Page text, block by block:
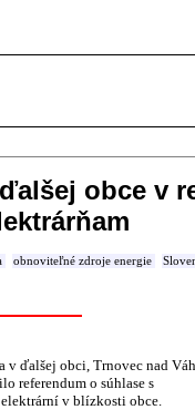
obce v
obnoviteľné zdroje energie
v ďalšej obci, Trnovec nad
referendum o súhlase s
v blízkosti obce.